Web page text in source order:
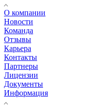
О компании
Новости
Команда
Отзывы
Карьера
Контакты
Партнеры
Лицензии
Документы
Информация